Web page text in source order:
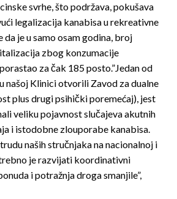
svrhe, što podržava, pokušava
legalizacija kanabisa u rekreativne
da je u samo osam godina, broj
zbog konzumacije
za čak 185 posto.”Jedan od
našoj Klinici otvorili Zavod za dualne
plus drugi psihički poremećaj), jest
veliku pojavnost slučajeva akutnih
i istodobne zlouporabe kanabisa.
naših stručnjaka na nacionalnoj i
je razvijati koordinativni
i potražnja droga smanjile”,